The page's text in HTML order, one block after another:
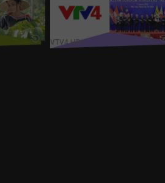
VTV4 HD